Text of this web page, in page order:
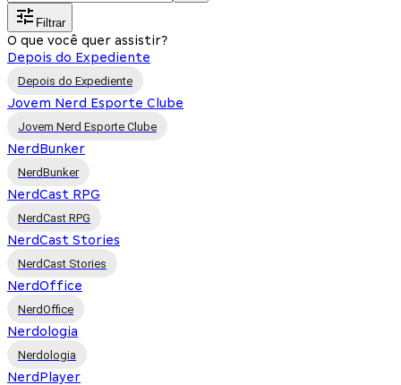
Filtrar
O que você quer assistir?
Depois do Expediente
Depois do Expediente
Jovem Nerd Esporte Clube
Jovem Nerd Esporte Clube
NerdBunker
NerdBunker
NerdCast RPG
NerdCast RPG
NerdCast Stories
NerdCast Stories
NerdOffice
NerdOffice
Nerdologia
Nerdologia
NerdPlayer